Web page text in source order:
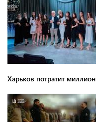
Харьков потратит